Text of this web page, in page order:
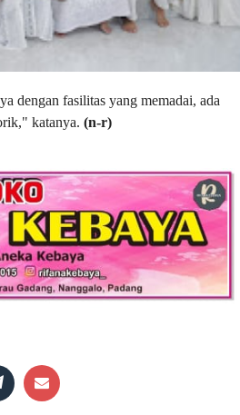
dengan fasilitas yang memadai, ada
katanya. (n-r)